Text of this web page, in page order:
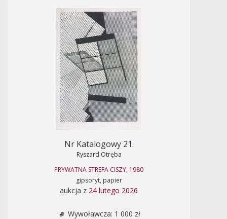
Nr Katalogowy 21.
Ryszard Otręba
PRYWATNA STREFA CISZY, 1980
gipsoryt, papier
aukcja z 24 lutego 2026
Wywoławcza: 1 000 zł